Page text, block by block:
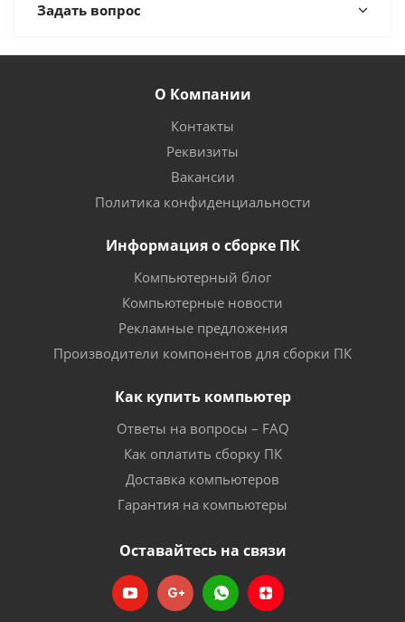
Задать вопрос
О Компании
Контакты
Реквизиты
Вакансии
Политика конфиденциальности
Информация о сборке ПК
Компьютерный блог
Компьютерные новости
Рекламные предложения
Производители компонентов для сборки ПК
Как купить компьютер
Ответы на вопросы – FAQ
Как оплатить сборку ПК
Доставка компьютеров
Гарантия на компьютеры
Оставайтесь на связи